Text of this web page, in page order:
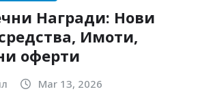
Награди: Нови
Имоти,
оферти
Mar 13, 2026